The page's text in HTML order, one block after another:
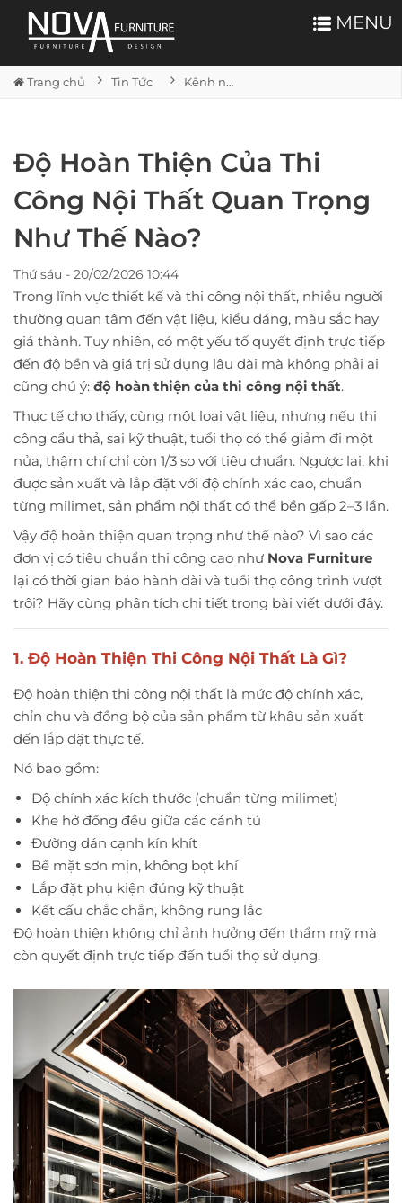
MENU
Trang chủ Tin Tức Kênh nội thất
Độ Hoàn Thiện Của Thi
Công Nội Thất Quan Trọng
Như Thế Nào?
Thứ sáu - 20/02/2026 10:44
Trong lĩnh vực thiết kế và thi công nội thất, nhiều người
thường quan tâm đến vật liệu, kiểu dáng, màu sắc hay
giá thành. Tuy nhiên, có một yếu tố quyết định trực tiếp
đến độ bền và giá trị sử dụng lâu dài mà không phải ai
cũng chú ý: độ hoàn thiện của thi công nội thất.
Thực tế cho thấy, cùng một loại vật liệu, nhưng nếu thi
công cẩu thả, sai kỹ thuật, tuổi thọ có thể giảm đi một
nửa, thậm chí chỉ còn 1/3 so với tiêu chuẩn. Ngược lại, khi
được sản xuất và lắp đặt với độ chính xác cao, chuẩn
từng milimet, sản phẩm nội thất có thể bền gấp 2–3 lần.
Vậy độ hoàn thiện quan trọng như thế nào? Vì sao các
đơn vị có tiêu chuẩn thi công cao như Nova Furniture
lại có thời gian bảo hành dài và tuổi thọ công trình vượt
trội? Hãy cùng phân tích chi tiết trong bài viết dưới đây.
1. Độ Hoàn Thiện Thi Công Nội Thất Là Gì?
Độ hoàn thiện thi công nội thất là mức độ chính xác,
chỉn chu và đồng bộ của sản phẩm từ khâu sản xuất
đến lắp đặt thực tế.
Nó bao gồm:
Độ chính xác kích thước (chuẩn từng milimet)
Khe hở đồng đều giữa các cánh tủ
Đường dán cạnh kín khít
Bề mặt sơn mịn, không bọt khí
Lắp đặt phụ kiện đúng kỹ thuật
Kết cấu chắc chắn, không rung lắc
Độ hoàn thiện không chỉ ảnh hưởng đến thẩm mỹ mà
còn quyết định trực tiếp đến tuổi thọ sử dụng.